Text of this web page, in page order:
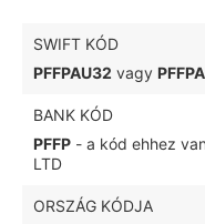
SWIFT KÓD
PFFPAU32 vagy
BANK KÓD
PFFP - a kód ehhez
LTD
ORSZÁG KÓDJA